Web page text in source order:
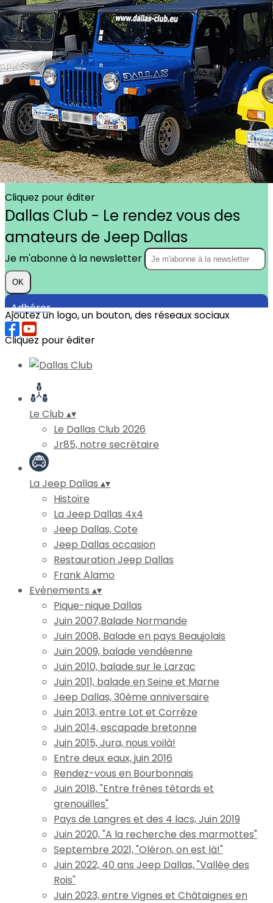
Exporter les lignes sélectionnées
Exporter toutes les colonnes
Exporter uniquement les colonnes affichées
Menu
?>
Images de la page d'accueil
Cliquez pour éditer
Texte, bouton et/ou inscription à la newsletter
Cliquez pour éditer
Dallas Club - Le rendez vous des
amateurs de Jeep Dallas
Je m'abonne à la newsletter
OK
Adhérer
Ajoutez un logo, un bouton, des réseaux sociaux
Cliquez pour éditer
Le Club ▴▾
Le Dallas Club 2026
Jr85, notre secrétaire
La Jeep Dallas ▴▾
Histoire
La Jeep Dallas 4x4
Jeep Dallas, Cote
Jeep Dallas occasion
Restauration Jeep Dallas
Frank Alamo
Evènements ▴▾
Pique-nique Dallas
Juin 2007,Balade Normande
Juin 2008, Balade en pays Beaujolais
Juin 2009, balade vendéenne
Juin 2010, balade sur le Larzac
Juin 2011, balade en Seine et Marne
Jeep Dallas, 30ème anniversaire
Juin 2013, entre Lot et Corrèze
Juin 2014, escapade bretonne
Juin 2015, Jura, nous voilà!
Entre deux eaux, juin 2016
Rendez-vous en Bourbonnais
Juin 2018, "Entre frênes têtards et
grenouilles"
Pays de Langres et des 4 lacs, Juin 2019
Juin 2020, "A la recherche des marmottes"
Septembre 2021, "Oléron, on est là!"
Juin 2022, 40 ans Jeep Dallas, "Vallée des
Rois"
Juin 2023, entre Vignes et Châtaignes en